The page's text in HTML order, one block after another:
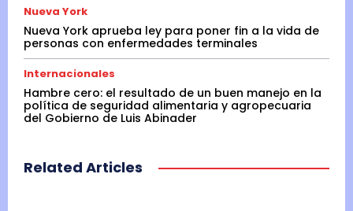
Nueva York
Nueva York aprueba ley para poner fin a la vida de
personas con enfermedades terminales
Internacionales
Hambre cero: el resultado de un buen manejo en la
política de seguridad alimentaria y agropecuaria
del Gobierno de Luis Abinader
Related Articles